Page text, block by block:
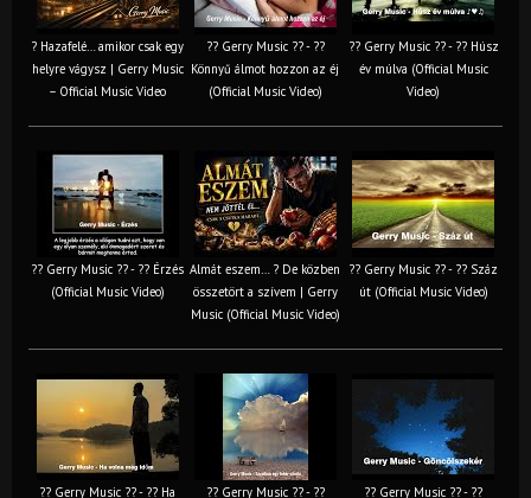
? Hazafelé… amikor csak egy
helyre vágysz | Gerry Music
– Official Music Video
?? Gerry Music ?? - ??
Könnyű álmot hozzon az éj
(Official Music Video)
?? Gerry Music ?? - ?? Húsz
év múlva (Official Music
Video)
?? Gerry Music ?? - ?? Érzés
(Official Music Video)
Almát eszem… ? De közben
összetört a szívem | Gerry
Music (Official Music Video)
?? Gerry Music ?? - ?? Száz
út (Official Music Video)
?? Gerry Music ?? - ?? Ha
?? Gerry Music ?? - ??
?? Gerry Music ?? - ??